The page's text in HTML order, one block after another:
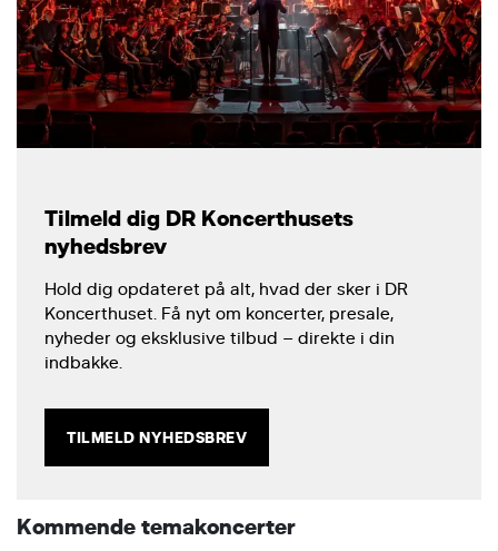
Tilmeld dig DR Koncerthusets
nyhedsbrev
Hold dig opdateret på alt, hvad der sker i DR
Koncerthuset. Få nyt om koncerter, presale,
nyheder og eksklusive tilbud – direkte i din
indbakke.
TILMELD NYHEDSBREV
Kommende temakoncerter